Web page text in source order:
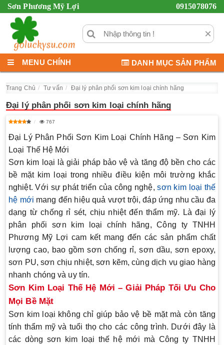
Sơn Phương Mỹ Lợi 0915078076
×
MENU CHÍNH DANH MỤC SẢN PHẨM
Trang Chủ Tư vấn Đại lý phân phối sơn kim loại chính hãng
Đại lý phân phối sơn kim loại chính hãng
767
Đại Lý Phân Phối Sơn Kim Loại Chính Hãng – Sơn Kim
Loại Thế Hệ Mới
Sơn kim loại là giải pháp bảo vệ và tăng độ bền cho các
bề mặt kim loại trong nhiều điều kiện môi trường khắc
nghiệt. Với sự phát triển của công nghệ,sơn kim loại thế
hệ mới mang đến hiệu quả vượt trội, đáp ứng nhu cầu đa
dạng từ chống rỉ sét, chịu nhiệt đến thẩm mỹ. Làđại lý
phân phối sơn kim loại chính hãng, Công ty TNHH
Phương Mỹ Lợi cam kết mang đến các sản phẩm chất
lượng cao, bao gồmsơn chống rỉ, sơn dầu, sơn epoxy,
sơn PU, sơn chịu nhiệt, sơn kẽm, cùng dịch vụ giao hàng
nhanh chóng và uy tín.
Sơn Kim Loại Thế Hệ Mới – Giải Pháp Tối Ưu Cho
Mọi Bề Mặt
Sơn kim loại không chỉ giúp bảo vệ bề mặt mà còn tăng
tính thẩm mỹ và tuổi thọ cho các công trình. Dưới đây là
các dòng sơn kim loại thế hệ mới mà Công ty TNHH